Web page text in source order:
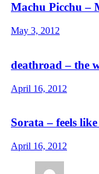
Machu Picchu –
May 3, 2012
deathroad – the
April 16, 2012
Sorata – feels
April 16, 2012